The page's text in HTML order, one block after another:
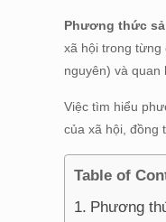
Phương thức
xã hội trong
nguyên) và
Việc tìm hiểu
của xã hội, đồng
Table of
Phương